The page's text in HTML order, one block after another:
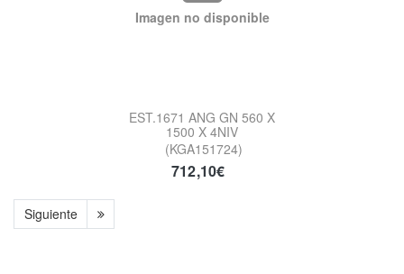
Imagen no disponible
EST.1671 ANG GN 560 X
1500 X 4NIV
(KGA151724)
712,10€
Siguiente